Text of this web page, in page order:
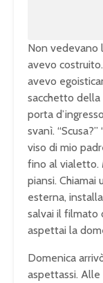
Non vedevano
avevo
avevo
sacchetto
porta
svanì.
viso di mio
fino al vialetto.
piansi. Chiamai
esterna,
salvai il filmato
aspettai la
Domenica
aspettassi. Alle